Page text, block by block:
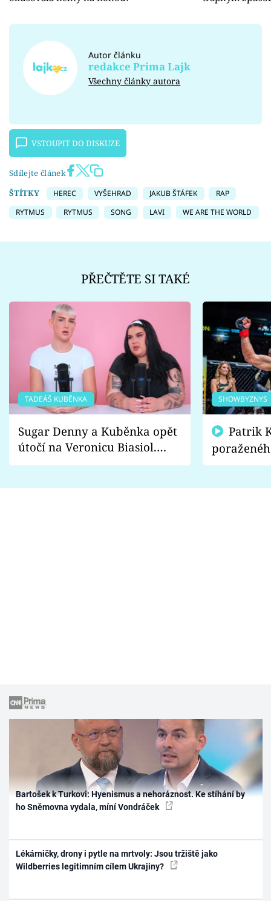
Autor článku
redakce Prima Lajk
Všechny články autora
VSTOUPIT DO DISKUZE
Sdílejte článek
ŠTÍTKY
HEREC VYŠEHRAD JAKUB ŠTÁFEK
RAP
RYTMUS
RYTMUS SONG LAVI WE ARE THE WORLD
PŘEČTĚTE SI TAKÉ
TADEÁŠ KUBĚNKA
Sugar Denny a Kuběnka opět
útočí na Veronicu Biasiol.
Proč je podle nich falešná a
SHOWBYZNYS
fanoušci
Bartošek k Turkovi: Hyenismus a nehoráznost. Ke stíhání by
ho Sněmovna vydala, míní Vondráček
Lékárničky, drony i pytle na mrtvoly: Jsou tržiště jako
Wildberries legitimním cílem Ukrajiny?